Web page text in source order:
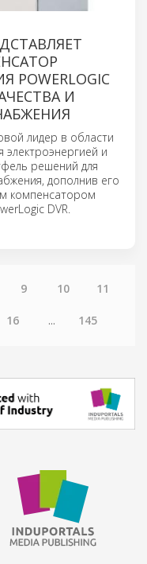
И
лидер в области
и
решений для
дополнив его
компенсатором
DVR.
9 10 11
16 ... 145